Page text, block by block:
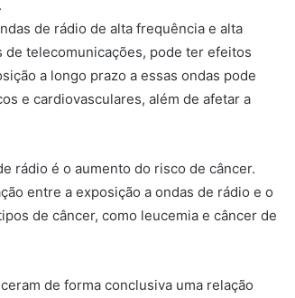
de rádio de alta frequência e alta
de telecomunicações, pode ter efeitos
a longo prazo a essas ondas pode
e cardiovasculares, além de afetar a
rádio é o aumento do risco de câncer.
entre a exposição a ondas de rádio e o
de câncer, como leucemia e câncer de
de forma conclusiva uma relação